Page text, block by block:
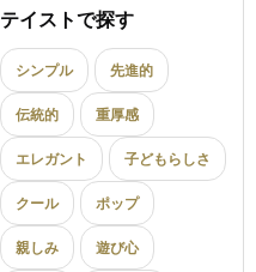
テイストで探す
シンプル 先進的
伝統的 重厚感
エレガント 子どもらしさ
クール ポップ
親しみ 遊び心